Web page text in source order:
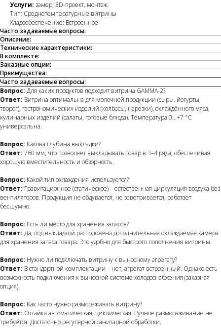
Услуги: замер, 3D-проект, монтаж.
Тип: Среднетемпературные витрины
Хладообеспечение: Встроенное
Часто задаваемые вопросы:
Описание:
Технические характеристики:
В комплекте:
Заказные опции:
Преимущества:
Часто задаваемые вопросы:
Вопрос: Для каких продуктов подходит витрина GAMMA-2?
Ответ: Витрина оптимальна для молочной продукции (сыры, йогурты,
творог), гастрономических изделий (колбасы, нарезки), охлаждённого мяса,
кулинарных изделий (салаты, готовые блюда). Температура 0…+7 °C
универсальна.
Вопрос: Какова глубина выкладки?
Ответ: 760 мм, что позволяет выкладывать товар в 3–4 ряда, обеспечивая
хорошую вместительность и обзорность.
Вопрос: Какой тип охлаждения используется?
Ответ: Гравитационное (статическое) – естественная циркуляция воздуха без
вентиляторов. Продукция не обдувается, не заветривается, работает
бесшумно.
Вопрос: Есть ли место для хранения запасов?
Ответ: Да, под выкладкой расположена дополнительная охлаждаемая камера
для хранения запаса товара. Это удобно для быстрого пополнения витрины.
Вопрос: Нужно ли подключать витрину к выносному агрегату?
Ответ: В стандартной комплектации – нет, агрегат встроенный. Однако есть
возможность подключения к выносной системе холодоснабжения (заказная
опция).
Вопрос: Как часто нужно размораживать витрину?
Ответ: Оттайка автоматическая, циклическая. Ручное размораживание не
требуется. Достаточно регулярной санитарной обработки.